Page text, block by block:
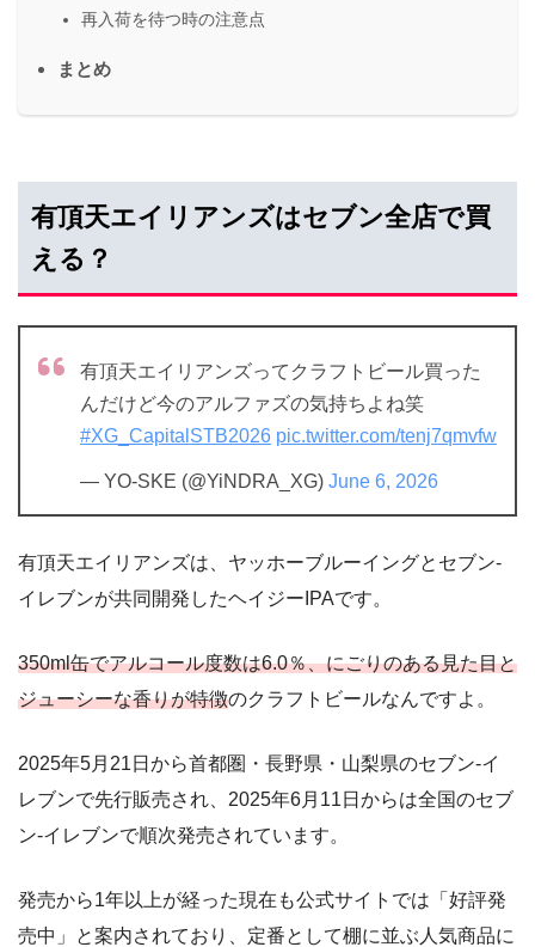
再入荷を待つ時の注意点
まとめ
有頂天エイリアンズはセブン全店で買
える？
有頂天エイリアンズってクラフトビール買った
んだけど今のアルファズの気持ちよね笑
#XG_CapitalSTB2026 pic.twitter.com/tenj7qmvfw
— YO-SKE (@YiNDRA_XG) June 6, 2026
有頂天エイリアンズは、ヤッホーブルーイングとセブン‐
イレブンが共同開発したヘイジーIPAです。
350ml缶でアルコール度数は6.0％、にごりのある見た目と
ジューシーな香りが特徴のクラフトビールなんですよ。
2025年5月21日から首都圏・長野県・山梨県のセブン‐イ
レブンで先行販売され、2025年6月11日からは全国のセブ
ン‐イレブンで順次発売されています。
発売から1年以上が経った現在も公式サイトでは「好評発
売中」と案内されており、定番として棚に並ぶ人気商品に